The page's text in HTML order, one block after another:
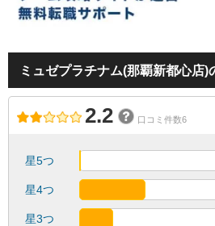
ミュゼプラチナム(那覇新都心店)
2.2 口コミ件数6
星5つ
星4つ
星3つ